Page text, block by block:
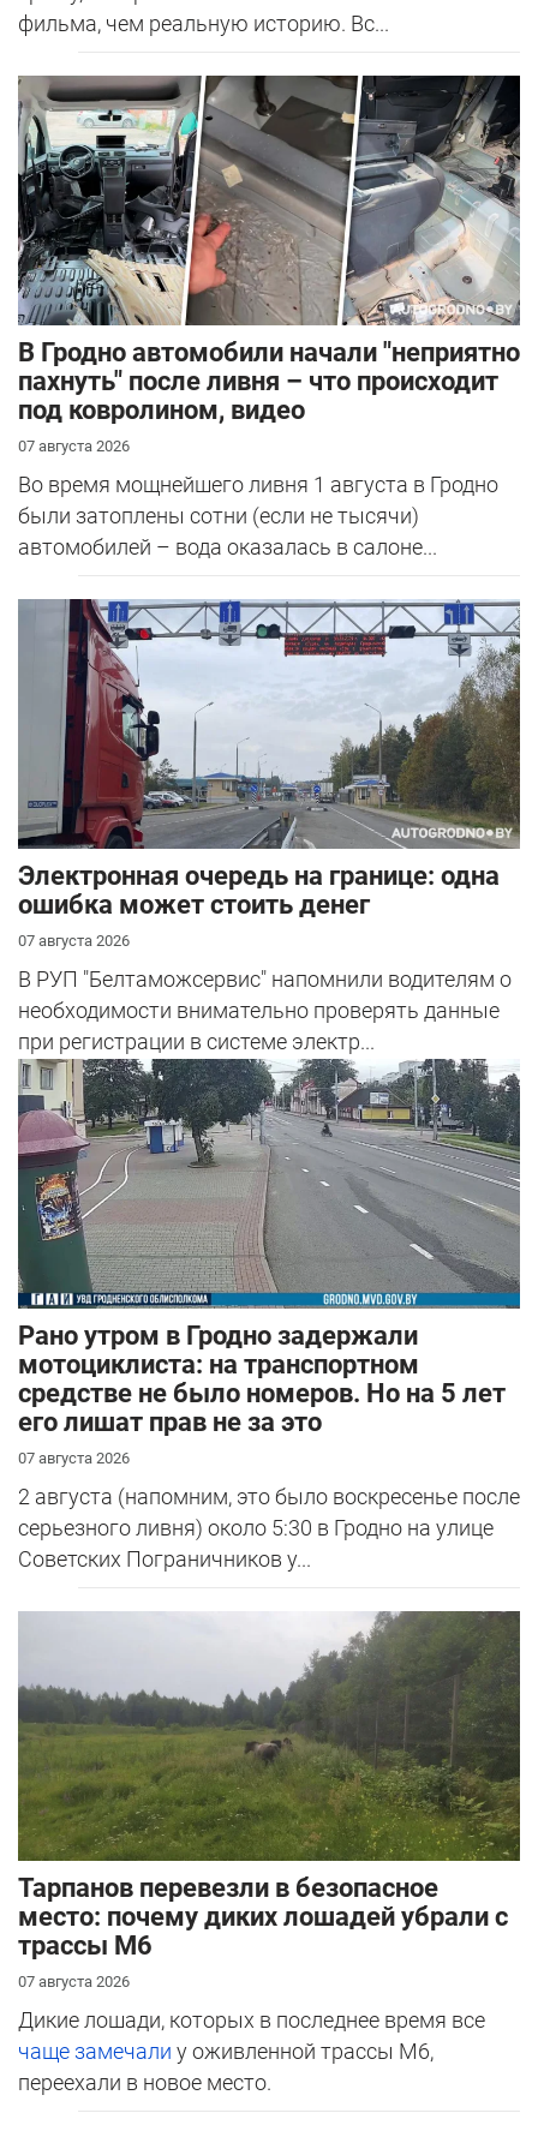
фильма, чем реальную историю. Вс...
В Гродно автомобили начали "неприятно
пахнуть" после ливня – что происходит
под ковролином, видео
07 августа 2026
Во время мощнейшего ливня 1 августа в Гродно
были затоплены сотни (если не тысячи)
автомобилей – вода оказалась в салоне...
Электронная очередь на границе: одна
ошибка может стоить денег
07 августа 2026
В РУП "Белтаможсервис" напомнили водителям о
необходимости внимательно проверять данные
при регистрации в системе электр...
Рано утром в Гродно задержали
мотоциклиста: на транспортном
средстве не было номеров. Но на 5 лет
его лишат прав не за это
07 августа 2026
2 августа (напомним, это было воскресенье после
серьезного ливня) около 5:30 в Гродно на улице
Советских Пограничников у...
Тарпанов перевезли в безопасное
место: почему диких лошадей убрали с
трассы М6
07 августа 2026
Дикие лошади, которых в последнее время все
чаще замечали у оживленной трассы М6,
переехали в новое место.